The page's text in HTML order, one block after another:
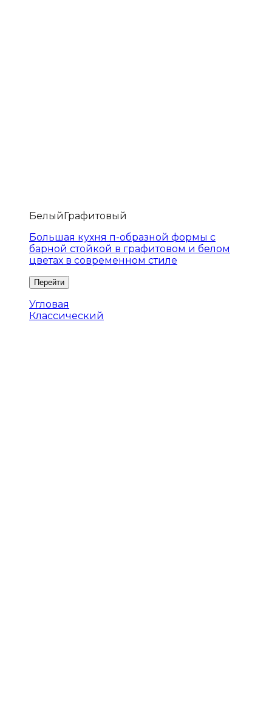
БелыйГрафитовый
Большая кухня п-образной формы с
барной стойкой в графитовом и белом
цветах в современном стиле
Угловая
Классический